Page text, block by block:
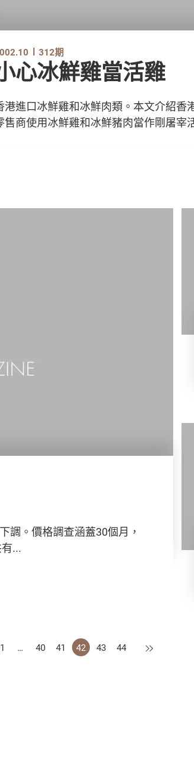
312期
心冰鮮雞當活雞
港進口冰鮮雞和冰鮮肉類。本文介紹
售商使用冰鮮雞和冰鮮豬肉當作剛屠宰
調。價格調查涵蓋30個月，
...
… 40 41 42 43 44 下一頁